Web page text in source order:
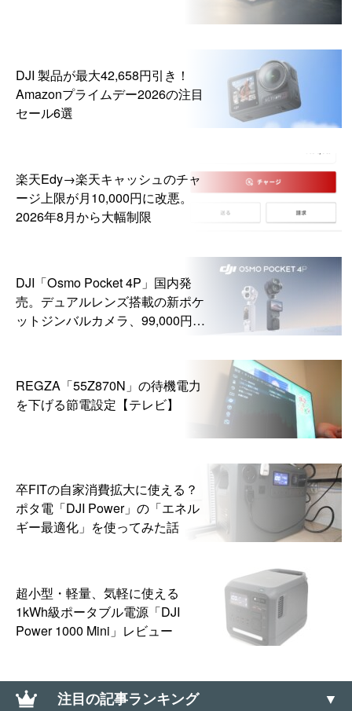
DJI 製品が最大42,658円引き！
Amazonプライムデー2026の注目
セール6選
楽天Edy→楽天キャッシュのチャ
ージ上限が月10,000円に改悪。
2026年8月から大幅制限
DJI「Osmo Pocket 4P」国内発
売。デュアルレンズ搭載の新ポケ
ットジンバルカメラ、99,000円か
REGZA「55Z870N」の待機電力
を下げる節電設定【テレビ】
卒FITの自家消費拡大に使える？
ポタ電「DJI Power」の「エネル
ギー最適化」を使ってみた話
超小型・軽量、気軽に使える
1kWh級ポータブル電源「DJI
Power 1000 Mini」レビュー
注目の記事ランキング